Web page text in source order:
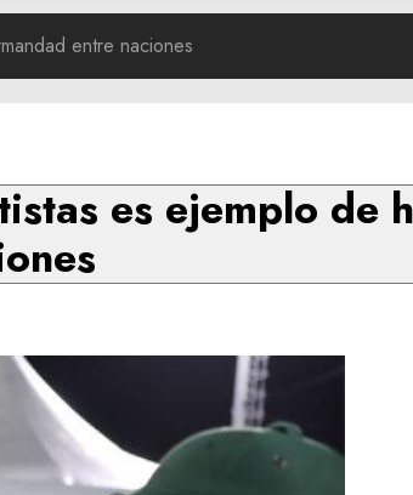
entre naciones
es ejemplo de